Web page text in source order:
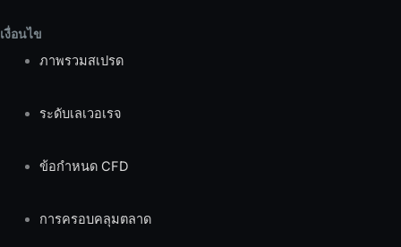
เงื่อนไข
ภาพรวมสเปรด
ระดับเลเวอเรจ
ข้อกำหนด CFD
การครอบคลุมตลาด